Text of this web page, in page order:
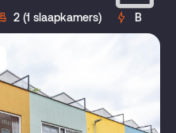
2 (1 slaapkamers) B